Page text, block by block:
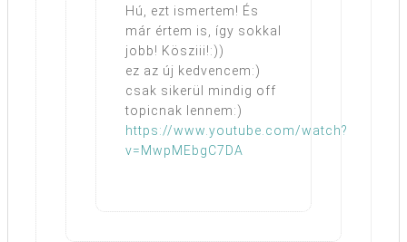
Hú, ezt ismertem! És
már értem is, így sokkal
jobb! Kösziii!:))
ez az új kedvencem:)
csak sikerül mindig off
topicnak lennem:)
https://www.youtube.com/watch?
v=MwpMEbgC7DA